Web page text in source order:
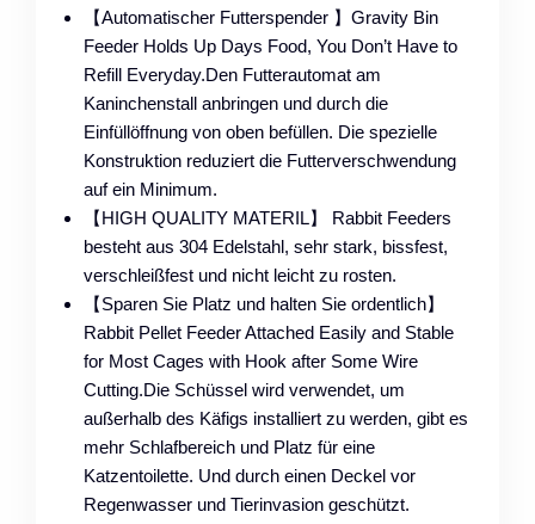
【Automatischer Futterspender 】Gravity Bin
Feeder Holds Up Days Food, You Don’t Have to
Refill Everyday.Den Futterautomat am
Kaninchenstall anbringen und durch die
Einfüllöffnung von oben befüllen. Die spezielle
Konstruktion reduziert die Futterverschwendung
auf ein Minimum.
【HIGH QUALITY MATERIL】 Rabbit Feeders
besteht aus 304 Edelstahl, sehr stark, bissfest,
verschleißfest und nicht leicht zu rosten.
【Sparen Sie Platz und halten Sie ordentlich】
Rabbit Pellet Feeder Attached Easily and Stable
for Most Cages with Hook after Some Wire
Cutting.Die Schüssel wird verwendet, um
außerhalb des Käfigs installiert zu werden, gibt es
mehr Schlafbereich und Platz für eine
Katzentoilette. Und durch einen Deckel vor
Regenwasser und Tierinvasion geschützt.